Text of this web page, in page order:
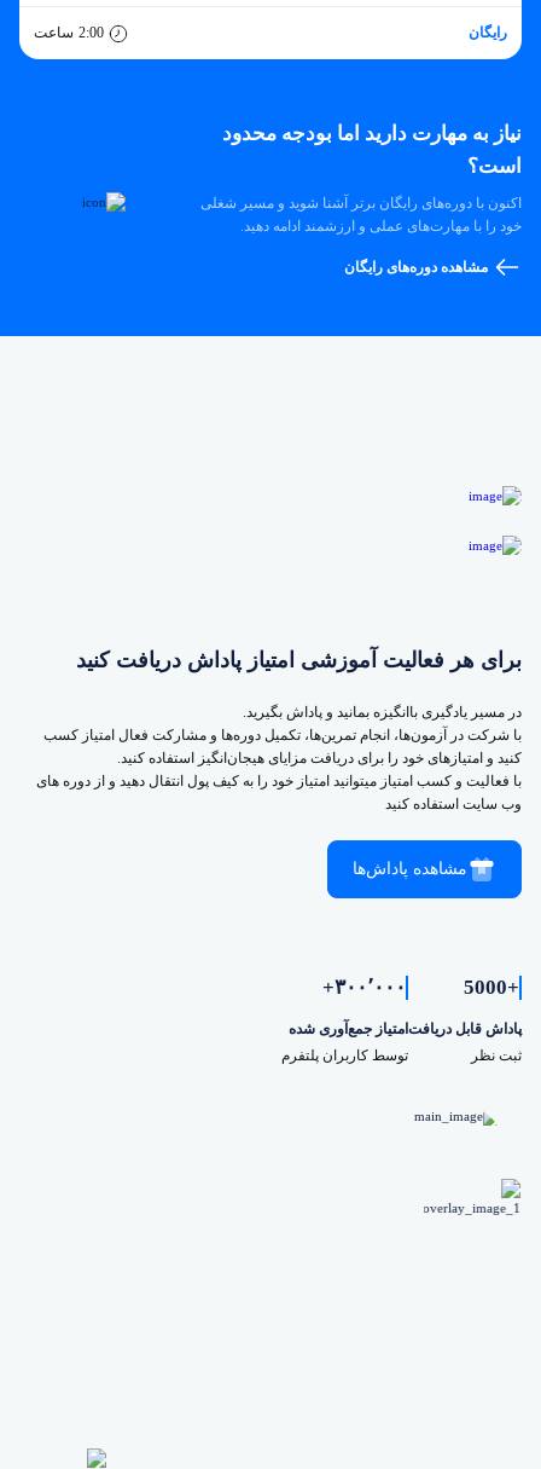
رایگان 2:00 ساعت
نیاز به مهارت دارید اما بودجه محدود
است؟
اکنون با دوره‌های رایگان برتر آشنا شوید و مسیر شغلی
خود را با مهارت‌های عملی و ارزشمند ادامه دهید.
مشاهده دوره‌های رایگان
برای هر فعالیت آموزشی امتیاز پاداش دریافت کنید
در مسیر یادگیری باانگیزه بمانید و پاداش بگیرید.
با شرکت در آزمون‌ها، انجام تمرین‌ها، تکمیل دوره‌ها و مشارکت فعال امتیاز کسب
کنید و امتیازهای خود را برای دریافت مزایای هیجان‌انگیز استفاده کنید.
با فعالیت و کسب امتیاز میتوانید امتیاز خود را به کیف پول انتقال دهید و از دوره های
وب سایت استفاده کنید
مشاهده پاداش‌ها
+5000
پاداش قابل دریافت
ثبت نظر
۳۰۰٬۰۰۰+
امتیاز جمع‌آوری شده
توسط کاربران پلتفرم